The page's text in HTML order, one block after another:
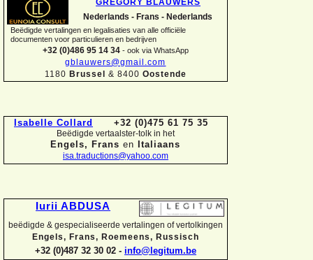
GREGORY BLAUWERS
Nederlands - Frans - Nederlands
Beëdigde vertalingen en legalisaties van alle officiële
documenten voor particulieren en bedrijven
+32 (0)486 95 14 34 - ook via WhatsApp
gblauwers@gmail.com
1180 Brussel & 8400 Oostende
Isabelle Collard +32 (0)475 61 75 35
Beëdigde vertaalster-tolk in het
Engels, Fransen Italiaans
isa.traductions@yahoo.com
Iurii ABDUSA
beëdigde & gespecialiseerde vertalingen of vertolkingen
Engels, Frans, Roemeens, Russisch
+32 (0)487 32 30 02 - info@legitum.be